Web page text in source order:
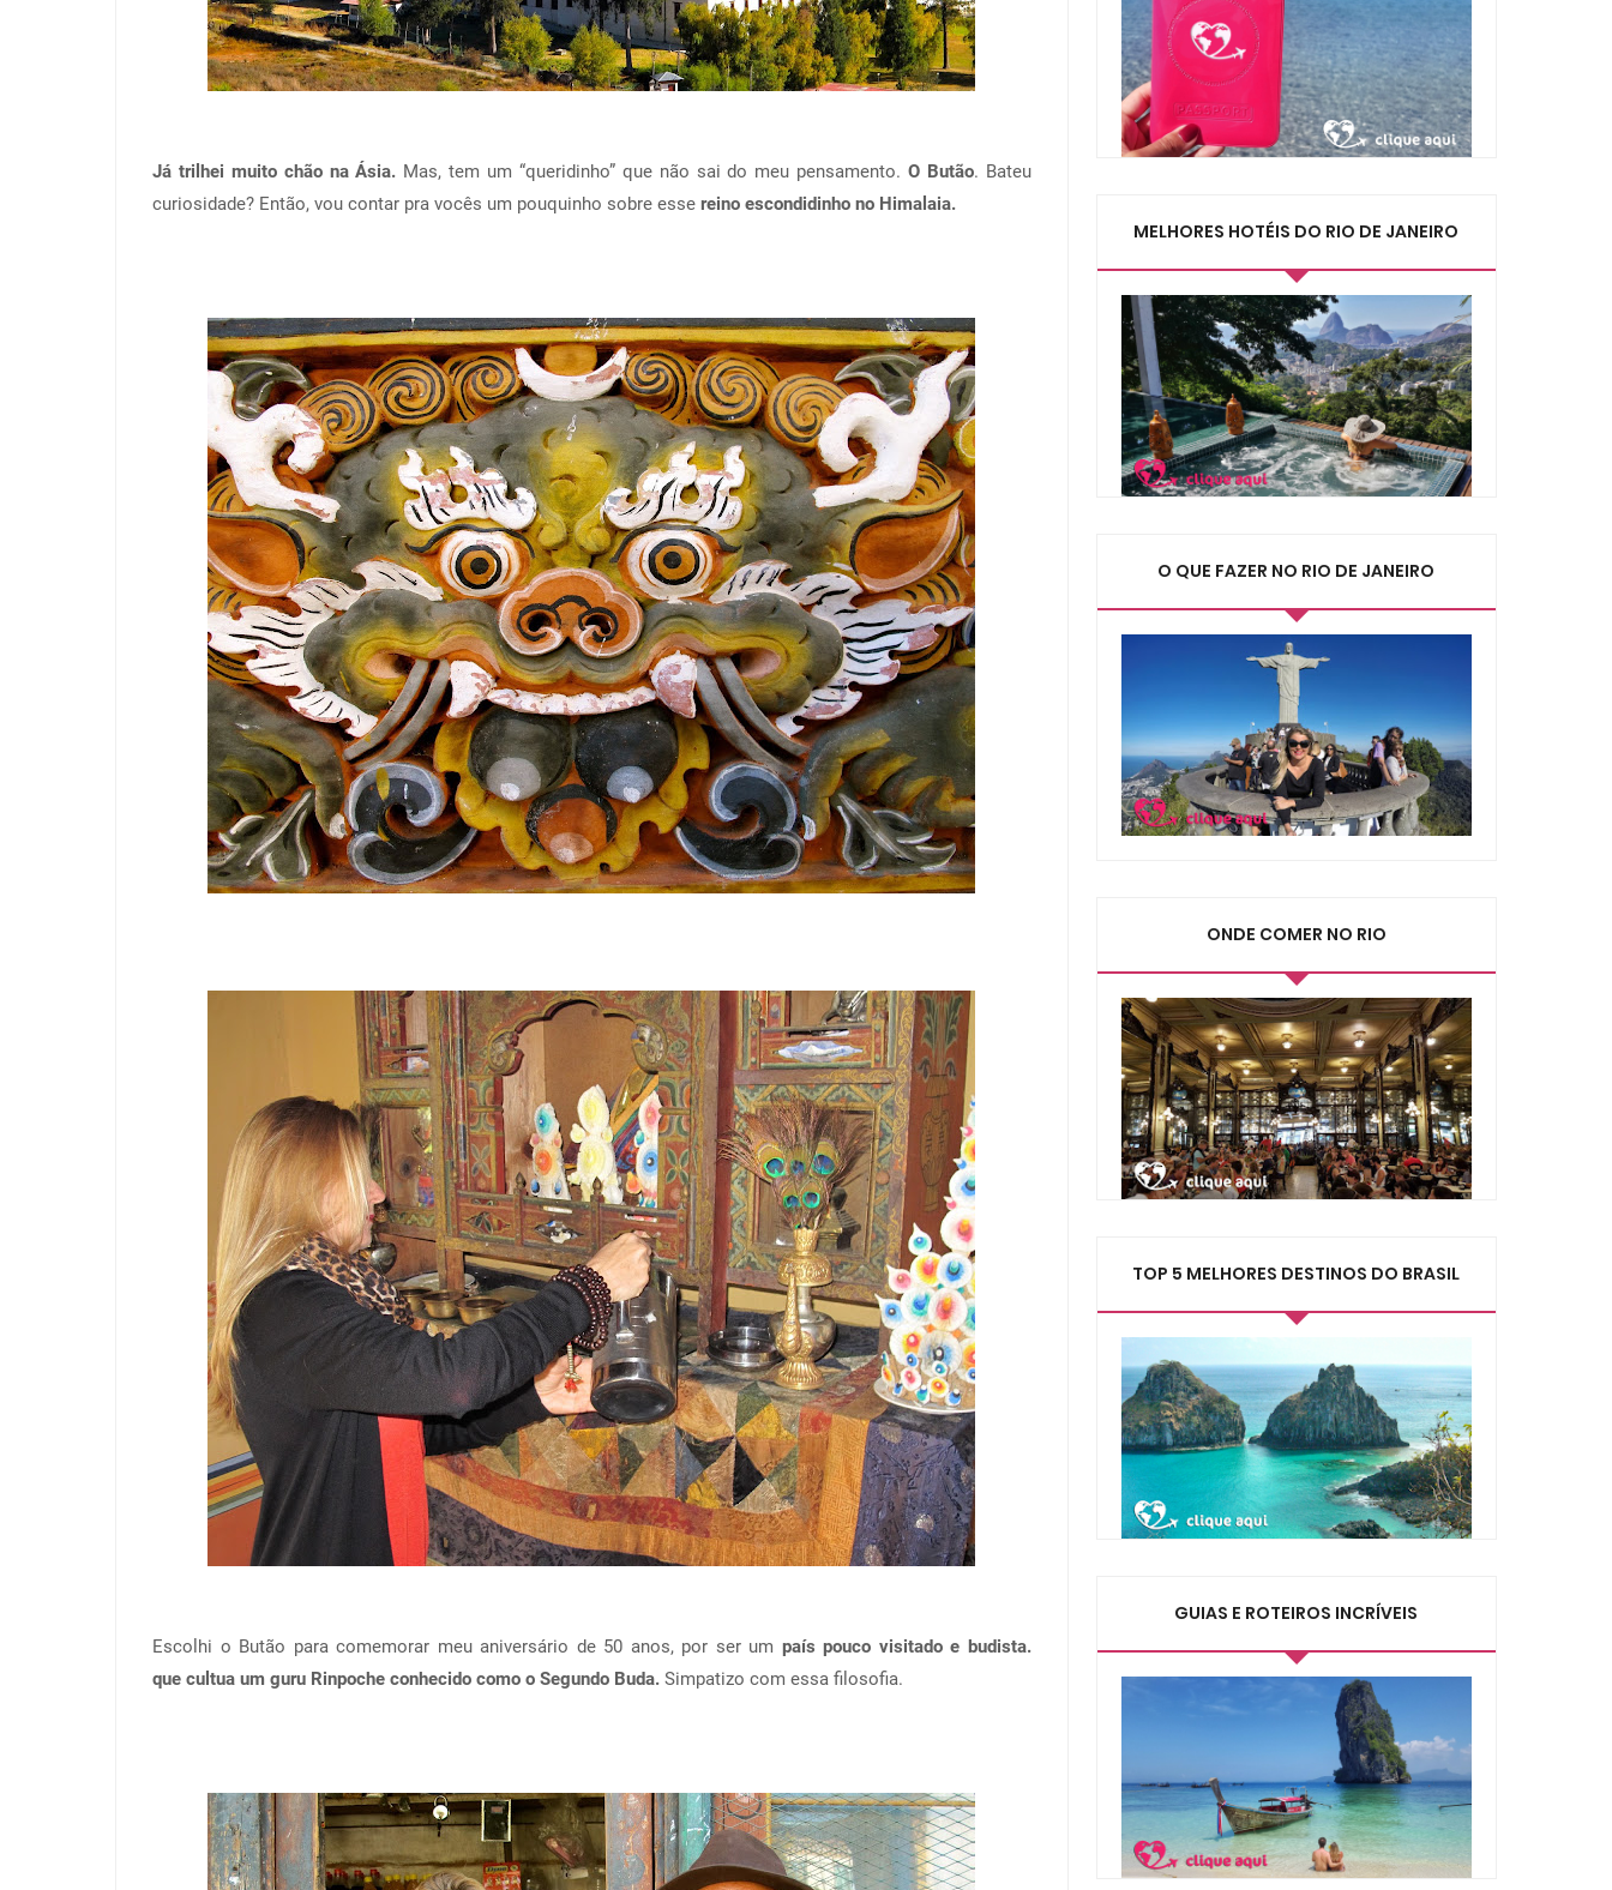
Já trilhei muito chão na Ásia. Mas, tem um “queridinho” que não sai do meu pensamento.O Butão. Bateu
curiosidade? Então, vou contar pra vocês um pouquinho sobre esse reino escondidinho no Himalaia.
Escolhi o Butão para comemorar meu aniversário de 50 anos, por ser um país pouco visitado e budista.
que cultua um guru Rinpoche conhecido como o Segundo Buda. Simpatizo com essa filosofia.
MELHORES HOTÉIS DO RIO DE JANEIRO
O QUE FAZER NO RIO DE JANEIRO
ONDE COMER NO RIO
TOP 5 MELHORES DESTINOS DO BRASIL
GUIAS E ROTEIROS INCRÍVEIS